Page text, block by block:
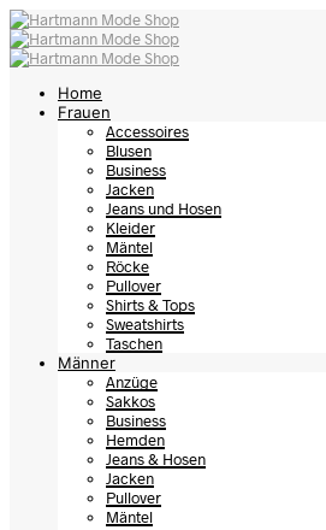
Home
Frauen
Accessoires
Blusen
Business
Jacken
Jeans und Hosen
Kleider
Mäntel
Röcke
Pullover
Shirts & Tops
Sweatshirts
Taschen
Männer
Anzüge
Sakkos
Business
Hemden
Jeans & Hosen
Jacken
Pullover
Mäntel